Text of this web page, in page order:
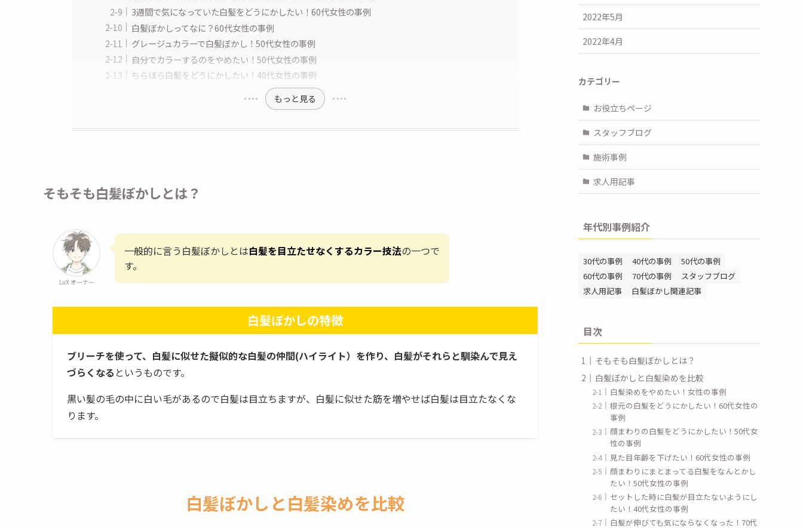
3週間で気になっていた白髪をどうにかしたい！60代女性の事例
白髪ぼかしってなに？60代女性の事例
グレージュカラーで白髪ぼかし！50代女性の事例
自分でカラーするのをやめたい！50代女性の事例
ちらほら白髪をどうにかしたい！40代女性の事例
もっと見る
そもそも白髪ぼかしとは？
LuX オーナー
一般的に言う白髪ぼかしとは白髪を目立たせなくするカラー技法の一つで
す。
白髪ぼかしの特徴
ブリーチを使って、白髪に似せた擬似的な白髪の仲間(ハイライト）を作り、白髪がそれらと馴染んで見え
づらくなる というものです。
黒い髪の毛の中に白い毛があるので白髪は目立ちますが、白髪に似せた筋を増やせば白髪は目立たなくな
ります。
白髪ぼかしと白髪染めを比較
2022年5月
2022年4月
カテゴリー
お役立ちページ
スタッフブログ
施術事例
求人用記事
年代別事例紹介
30代の事例 40代の事例
50代の事例
60代の事例
70代の事例
スタッフブログ
求人用記事
白髪ぼかし関連記事
目次
そもそも白髪ぼかしとは？
白髪ぼかしと白髪染めを比較
白髪染めをやめたい！女性の事例
根元の白髪をどうにかしたい！60代女性の
事例
顔まわりの白髪をどうにかしたい！50代女
性の事例
見た目年齢を下げたい！60代女性の事例
顔まわりにまとまってる白髪をなんとかし
たい！50代女性の事例
セットした時に白髪が目立たないようにし
たい！40代女性の事例
白髪が伸びても気にならなくなった！70代